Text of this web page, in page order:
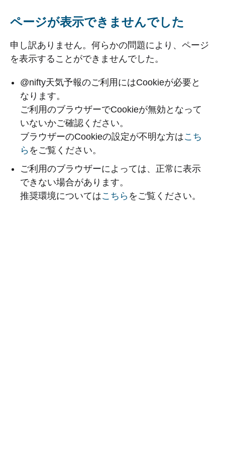
ページが表示できませんでした
申し訳ありません。何らかの問題により、ページ
を表示することができませんでした。
@nifty天気予報のご利用にはCookieが必要と
なります。
ご利用のブラウザーでCookieが無効となって
いないかご確認ください。
ブラウザーのCookieの設定が不明な方はこち
ら をご覧ください。
ご利用のブラウザーによっては、正常に表示
できない場合があります。
推奨環境についてはこちら をご覧ください。